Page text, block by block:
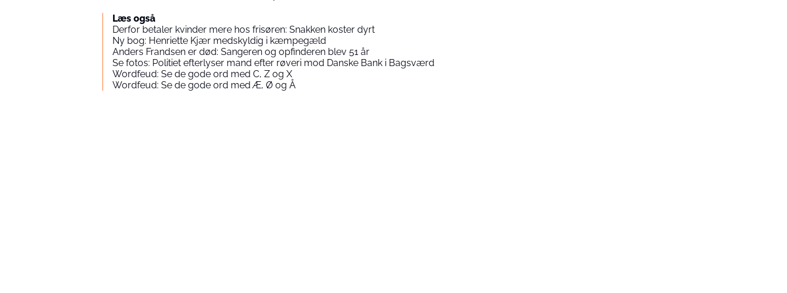
Læs også
Derfor betaler kvinder mere hos frisøren: Snakken koster dyrt
Ny bog: Henriette Kjær medskyldig i kæmpegæld
Anders Frandsen er død: Sangeren og opfinderen blev 51 år
Se fotos: Politiet efterlyser mand efter røveri mod Danske Bank i Bagsværd
Wordfeud: Se de gode ord med C, Z og X
Wordfeud: Se de gode ord med Æ, Ø og Å